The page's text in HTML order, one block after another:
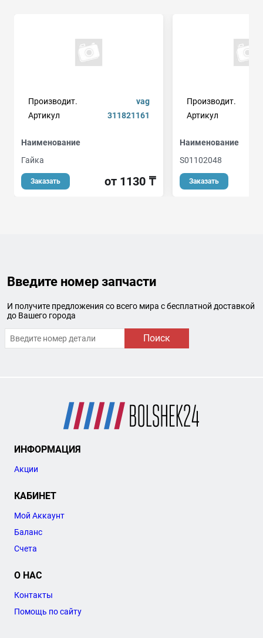
Производит.
vag
Артикул
311821161
Наименование
Гайка
Заказать от 1130 ₸
Производит.
Артикул
Наименование
S01102048
Заказать
Введите номер запчасти
И получите предложения со всего мира с бесплатной доставкой
до Вашего города
Поиск
ИНФОРМАЦИЯ
Акции
КАБИНЕТ
Мой Аккаунт
Баланс
Счета
О НАС
Контакты
Помощь по сайту